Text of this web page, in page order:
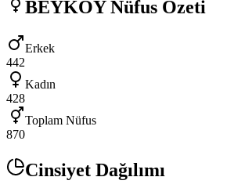
BEYKÖYNüfus Özeti
Erkek
442
Kadın
428
Toplam Nüfus
870
Cinsiyet Dağılımı